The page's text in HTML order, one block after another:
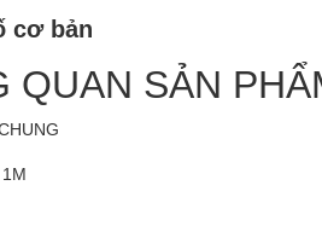
cơ bản
QUAN SẢN